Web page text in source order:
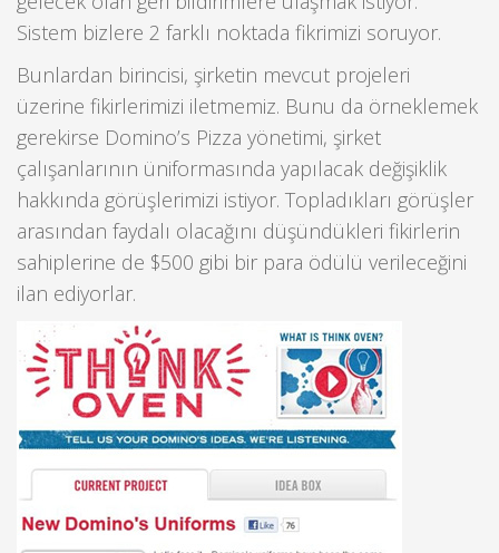
Sistem bizlere 2 farklı noktada fikrimizi soruyor.
Bunlardan birincisi, şirketin mevcut projeleri
üzerine fikirlerimizi iletmemiz. Bunu da örneklemek
gerekirse Domino’s Pizza yönetimi, şirket
çalışanlarının üniformasında yapılacak değişiklik
hakkında görüşlerimizi istiyor. Topladıkları görüşler
arasından faydalı olacağını düşündükleri fikirlerin
sahiplerine de $500 gibi bir para ödülü verileceğini
ilan ediyorlar.